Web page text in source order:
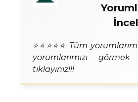
⭐⭐⭐⭐⭐ Tüm
yorumlarımızı
tıklayınız!!!